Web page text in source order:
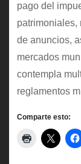
pago del
patrimoniales,
de anuncios,
mercados
contempla
reglamentos
Comparte esto: